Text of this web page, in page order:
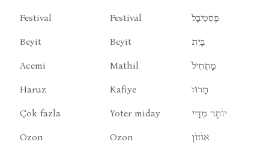
Festival Festival פֶסְטִיבָל
Beyit Beyit בֶּיִת
Acemi Mathil מָתְחִיל
Haruz Kafiye חָרוּז
Çok fazla Yoter miday יוֹתֶר מִדָיי
Ozon Ozon אוֹזוֹן